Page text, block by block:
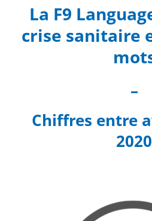
La F9
crise sanitaire
–
Chiffres entre
2020